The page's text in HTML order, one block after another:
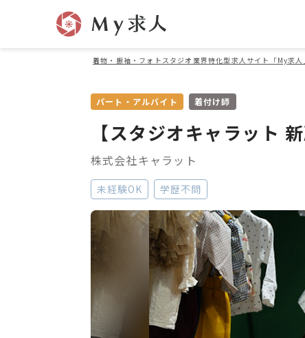
着物・振袖・フォトスタジオ業界特化型求人サイト「My求人
パート・アルバイト 着付け師
【スタジオキャラット
株式会社キャラット
未経験OK 学歴不問